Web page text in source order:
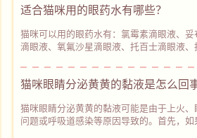
不仅可以覆盖100+种真菌和细菌，而且
时促进受损皮肤修复。
适合猫咪用的眼药水有哪些？‌
猫咪可以用的眼药水有：氯霉素滴眼液、
滴眼液、氧氟沙星滴眼液、托百士滴眼液
的眼药水不同，需要根据猫咪的眼部症状来
水。当猫咪出现眼部炎症时，可以给它使用
猫咪眼睛分泌黄黄的黏液是怎么回
猫咪眼睛分泌黄黄的黏液可能是由于上火
问题或呼吸道感染等原因导致的。首先，